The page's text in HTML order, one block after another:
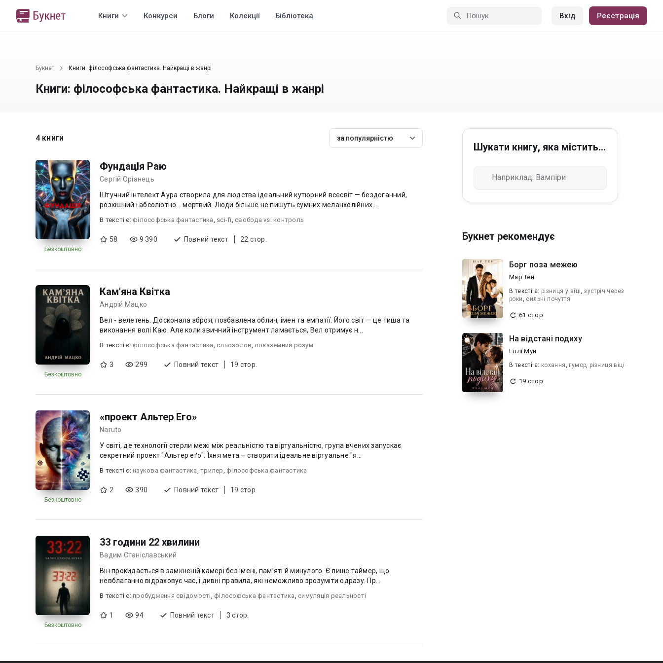
Книги Конкурси Блоги Колекції Бібліотека Вхід Реєстрація
Букнет Книги: філософська фантастика. Найкращі в жанрі
Книги: філософська фантастика. Найкращі в жанрі
4 книги за популярністю
Безкоштовно
ФундацІя Раю
Сергій Оріанець
Штучний інтелект Аура створила для людства ідеальний кутюрний всесвіт — бездоганний,
розкішний і абсолютно... мертвий. Люди більше не пишуть сумних меланхолійних ...
В текcті є: філософська фантастика, sci-fi, свобода vs. контроль
58 9 390 Повний текст 22 стор.
Безкоштовно
Кам'яна Квітка
Андрій Мацко
Вел - велетень. Досконала зброя, позбавлена ​​облич, імен та емпатії. Його світ — це тиша та
виконання волі Каю. Але коли звичний інструмент ламається, Вел отримує н...
В текcті є: філософська фантастика, сльозолов, позаземний розум
3 299 Повний текст 19 стор.
Безкоштовно
«проект Альтер Его»
Naruto
У світі, де технології стерли межі між реальністю та віртуальністю, група вчених запускає
секретний проект "Альтер еґо". Їхня мета – створити ідеальне віртуальне "я...
В текcті є: наукова фантастика, трилер, філософська фантастика
2 390 Повний текст 19 стор.
Безкоштовно
33 години 22 хвилини
Вадим Станіславський
Він прокидається в замкненій камері без імені, пам’яті й минулого. Є лише таймер, що
невблаганно відраховує час, і дивні правила, які неможливо зрозуміти одразу. Пр...
В текcті є: пробудження свідомості, філософська фантастика, симуляція реальності
1 94 Повний текст 3 стор.
Шукати книгу, яка містить...
Букнет рекомендує
Борг поза межею
Мар Тен
В текcті є: різниця у віці,зустріч через
роки, сильні почуття
61 стор.
На відстані подиху
Еллі Мун
В текcті є: кохання, гумор, різниця віці
19 стор.